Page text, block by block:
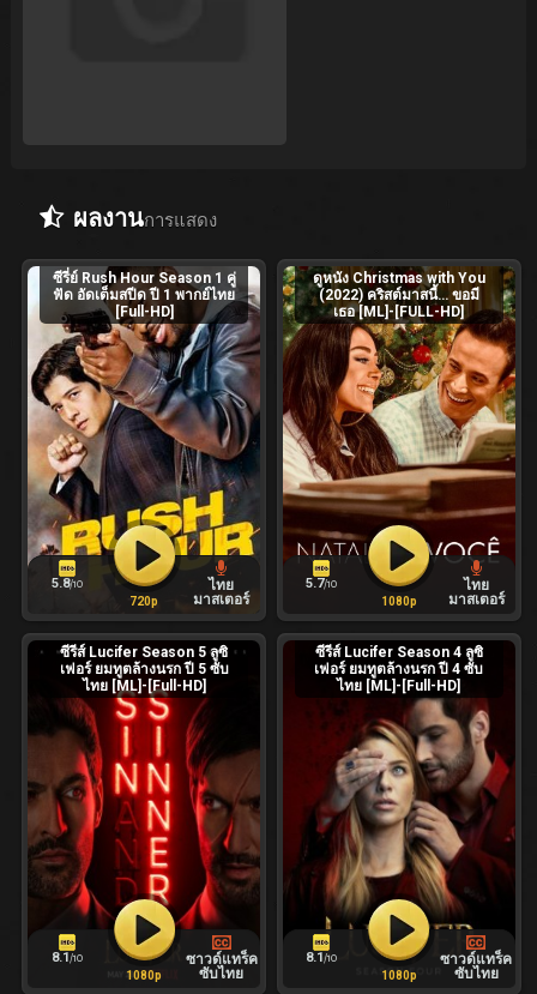
ผลงานการแสดง
ซีรี่ย์ Rush Hour Season 1 คู่
ฟัด อัดเต็มสปีด ปี 1 พากย์ไทย
[Full-HD]
5.8/10
ไทย
มาสเตอร์
720p
ดูหนัง Christmas with You
(2022) คริสต์มาสนี้… ขอมี
เธอ [ML]-[FULL-HD]
5.7/10
ไทย
มาสเตอร์
1080p
ซีรีส์ Lucifer Season 5 ลูซิ
เฟอร์ ยมทูตล้างนรก ปี 5 ซับ
ไทย [ML]-[Full-HD]
8.1 /10
ซาวด์แทร็ค
ซับไทย
1080p
ซีรีส์ Lucifer Season 4 ลูซิ
เฟอร์ ยมทูตล้างนรก ปี 4 ซับ
ไทย [ML]-[Full-HD]
8.1/10
ซาวด์แทร็ค
ซับไทย
1080p